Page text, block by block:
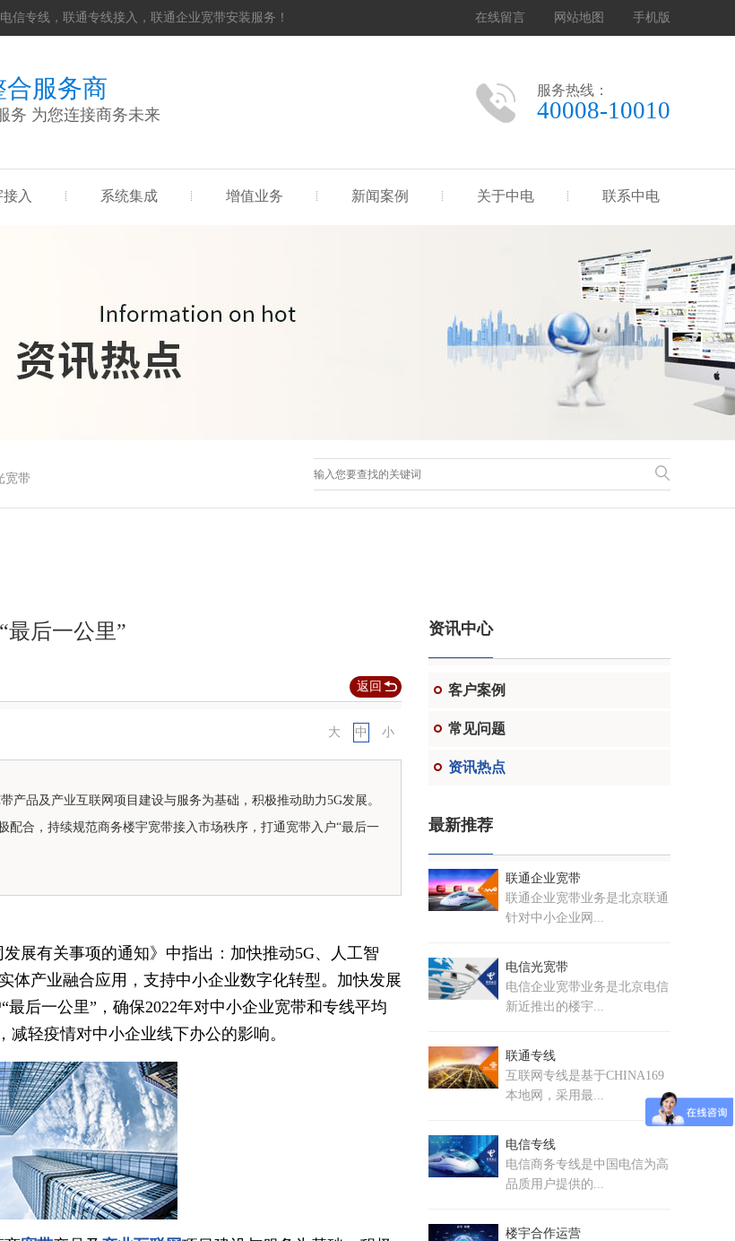
在线留言 网站地图 手机版
信专线，联通专线接入，联通企业宽带安装服务！
服务商
务 为您连接商务未来
服务热线：
40008-10010
入 系统集成 增值业务 新闻案例 关于中电 联系中电
宽带
最后一公里”
返回
大 中 小
品及产业互联网项目建设与服务为基础，积极推动助力5G发展。
合，持续规范商务楼宇宽带接入市场秩序，打通宽带入户“最后一
展有关事项的通知》中指出：加快推动5G、人工智
体产业融合应用，支持中小企业数字化转型。加快发展
后一公里”，确保2022年对中小企业宽带和专线平均
轻疫情对中小企业线下办公的影响。
资讯中心
客户案例
常见问题
资讯热点
最新推荐
联通企业宽带
联通企业宽带业务是北京联通
针对中小企业网...
电信光宽带
电信企业宽带业务是北京电信
新近推出的楼宇...
联通专线
互联网专线是基于CHINA169
本地网，采用最...
电信专线
电信商务专线是中国电信为高
品质用户提供的...
楼宇合作运营